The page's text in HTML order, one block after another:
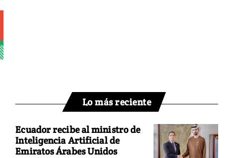
Lo más reciente
Ecuador recibe al ministro de
Inteligencia Artificial de
Emiratos Árabes Unidos